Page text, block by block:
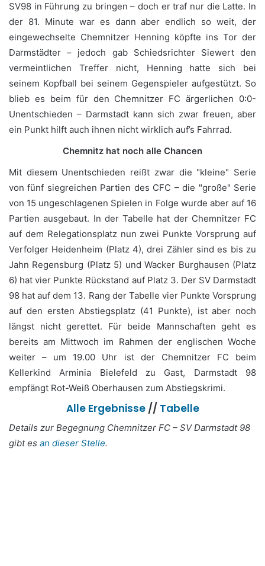
SV98 in Führung zu bringen – doch er traf nur die Latte. In
der 81. Minute war es dann aber endlich so weit, der
eingewechselte Chemnitzer Henning köpfte ins Tor der
Darmstädter – jedoch gab Schiedsrichter Siewert den
vermeintlichen Treffer nicht, Henning hatte sich bei
seinem Kopfball bei seinem Gegenspieler aufgestützt. So
blieb es beim für den Chemnitzer FC ärgerlichen 0:0-
Unentschieden – Darmstadt kann sich zwar freuen, aber
ein Punkt hilft auch ihnen nicht wirklich auf’s Fahrrad.
Chemnitz hat noch alle Chancen
Mit diesem Unentschieden reißt zwar die "kleine" Serie
von fünf siegreichen Partien des CFC – die "große" Serie
von 15 ungeschlagenen Spielen in Folge wurde aber auf 16
Partien ausgebaut. In der Tabelle hat der Chemnitzer FC
auf dem Relegationsplatz nun zwei Punkte Vorsprung auf
Verfolger Heidenheim (Platz 4), drei Zähler sind es bis zu
Jahn Regensburg (Platz 5) und Wacker Burghausen (Platz
6) hat vier Punkte Rückstand auf Platz 3. Der SV Darmstadt
98 hat auf dem 13. Rang der Tabelle vier Punkte Vorsprung
auf den ersten Abstiegsplatz (41 Punkte), ist aber noch
längst nicht gerettet. Für beide Mannschaften geht es
bereits am Mittwoch im Rahmen der englischen Woche
weiter – um 19.00 Uhr ist der Chemnitzer FC beim
Kellerkind Arminia Bielefeld zu Gast, Darmstadt 98
empfängt Rot-Weiß Oberhausen zum Abstiegskrimi.
Alle Ergebnisse// Tabelle
Details zur Begegnung Chemnitzer FC – SV Darmstadt 98
gibt es an dieser Stelle.